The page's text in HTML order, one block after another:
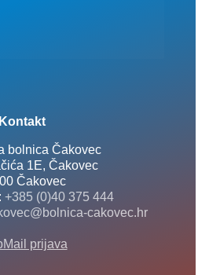
Kontakt
bolnica Čakovec
1E, Čakovec
Čakovec
+385 (0)40 375 444
cakovec.hr
prijava